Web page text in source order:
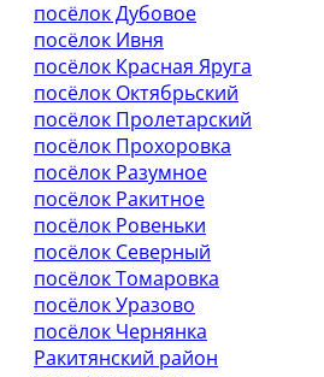
посёлок Дубовое
посёлок Ивня
посёлок Красная Яруга
посёлок Октябрьский
посёлок Пролетарский
посёлок Прохоровка
посёлок Разумное
посёлок Ракитное
посёлок Ровеньки
посёлок Северный
посёлок Томаровка
посёлок Уразово
посёлок Чернянка
Ракитянский район